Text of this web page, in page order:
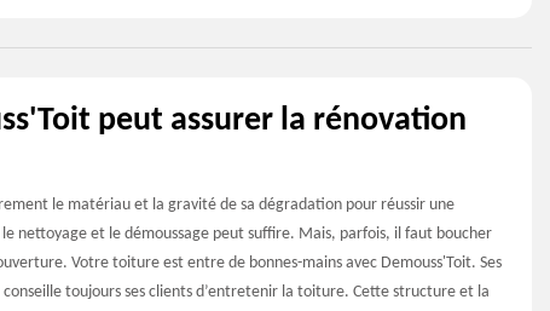
peut assurer la rénovation
le matériau et la gravité de sa dégradation pour réussir une
nettoyage et le démoussage peut suffire. Mais, parfois, il faut boucher
Votre toiture est entre de bonnes-mains avec Demouss'Toit. Ses
toujours ses clients d’entretenir la toiture. Cette structure et la